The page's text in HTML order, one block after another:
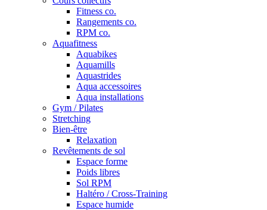
Fitness co.
Rangements co.
RPM co.
Aquafitness
Aquabikes
Aquamills
Aquastrides
Aqua accessoires
Aqua installations
Gym / Pilates
Stretching
Bien-être
Relaxation
Revêtements de sol
Espace forme
Poids libres
Sol RPM
Haltéro / Cross-Training
Espace humide